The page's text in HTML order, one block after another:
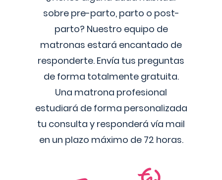
sobre pre-parto, parto o post-
parto? Nuestro equipo de
matronas estará encantado de
responderte. Envía tus preguntas
de forma totalmente gratuita.
Una matrona profesional
estudiará de forma personalizada
tu consulta y responderá vía mail
en un plazo máximo de 72 horas.